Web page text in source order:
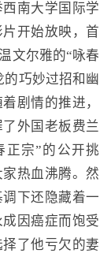
南大学国际学
开始放映，首
文尔雅的“咏春
巧妙过招和幽
剧情的推进，
外国老板费兰
正宗”的公开挑
热血沸腾。然
下还隐藏着一
因癌症而饱受
了他亏欠的妻